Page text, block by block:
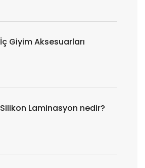
İç Giyim Aksesuarları
Silikon Laminasyon nedir?